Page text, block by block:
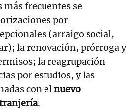
frecuentes se
por
(arraigo social,
la renovación, prórroga y
la reagrupación
por estudios, y las
con elnuevo
.